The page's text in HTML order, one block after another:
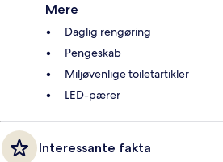
Mere
Daglig rengøring
Pengeskab
Miljøvenlige toiletartikler
LED-pærer
Interessante fakta